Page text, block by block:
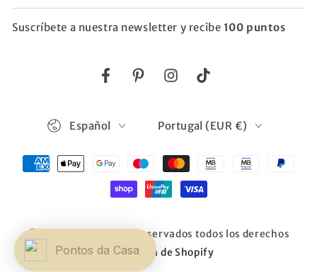
el
correo
Suscríbete a nuestra newsletter y recibe 100 puntos
FacebookPinterestInstagram
TikTok
© 2026,
. Reservados todos los derechos
Tecnología de Shopify
Idioma
Español Portugal (EUR €)
Métodos
Pontos da Casa